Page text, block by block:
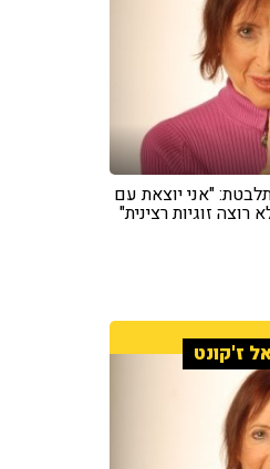
בת ה-38 מתלבטת: "אני יוצאת עם
זוגיות רצינית"
ז'קונט